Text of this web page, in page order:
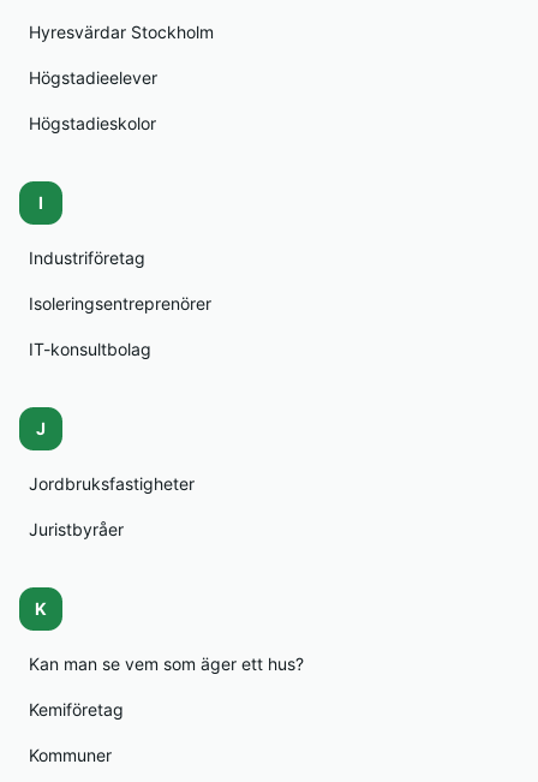
Hyresvärdar Stockholm
Högstadieelever
Högstadieskolor
I
Industriföretag
Isoleringsentreprenörer
IT-konsultbolag
J
Jordbruksfastigheter
Juristbyråer
K
Kan man se vem som äger ett hus?
Kemiföretag
Kommuner